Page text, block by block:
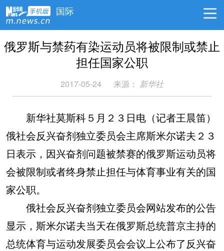
国际
俄罗斯与禁药有染运动员将被限制或禁止
担任国家公职
2017-05-24 来源： 新华社
新华社莫斯科５月２３日电（记者王晨笛）
俄社会反兴奋剂独立委员会主席斯米尔诺夫２３
日表示，因兴奋剂问题被禁赛的俄罗斯运动员将
会被限制或者终身禁止担任与体育事业有关的国
家公职。
俄社会反兴奋剂独立委员会网站发布的公告
显示，斯米尔诺夫当天在俄罗斯总统普京主持的
总统体育与运动发展委员会会议上公布了反兴奋